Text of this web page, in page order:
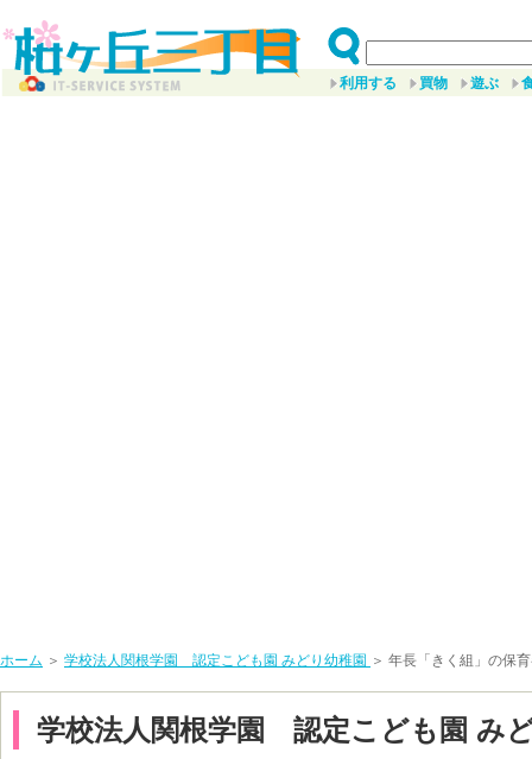
利用する 買物 遊ぶ
ホーム ＞ 学校法人関根学園 認定こども園 みどり幼稚園 ＞ 年長「きく組」の保
学校法人関根学園 認定こども園 み